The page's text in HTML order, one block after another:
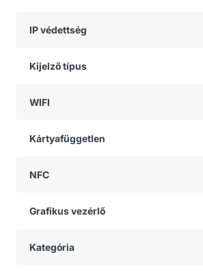
IP védettség
Kijelző típus
WIFI
Kártyafüggetlen
NFC
Grafikus vezérlő
Kategória